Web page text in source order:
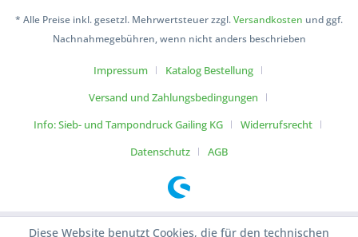
* Alle Preise inkl. gesetzl. Mehrwertsteuer zzgl.Versandkosten und ggf.
Nachnahmegebühren, wenn nicht anders beschrieben
Impressum
Katalog Bestellung
Versand und Zahlungsbedingungen
Info: Sieb- und Tampondruck Gailing KG
Widerrufsrecht
Datenschutz
AGB
Diese Website benutzt Cookies, die für den technischen